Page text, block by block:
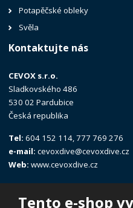
Tento e-shop
Potapěčské obleky
Svěla
Kontaktujte nás
CEVOX s.r.o.
Sladkovského 486
530 02 Pardubice
Česká republika
Tel:604 152 114, 777 769 276
e-mail: cevoxdive@cevoxdive.cz
Web: www.cevoxdive.cz